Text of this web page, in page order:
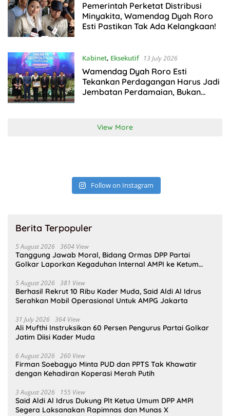
Pemerintah Perketat Distribusi
Minyakita, Wamendag Dyah Roro
Esti Pastikan Tak Ada Kelangkaan!
Kabinet, Eksekutif 13 July 2026
Wamendag Dyah Roro Esti
Tekankan Perdagangan Harus Jadi
Jembatan Perdamaian, Bukan
View More
Follow on Instagram
Berita Terpopuler
5 August 2026 3604 View
Tanggung Jawab Moral, Bidang Ormas DPP Partai
Golkar Laporkan Kegaduhan Internal AMPI ke Ketum
5 August 2026 381 View
Berhasil Rekrut 10 Ribu Kader Muda, Said Aldi Al Idrus
Serahkan Mobil Operasional Untuk AMPG Jakarta
31 July 2026 364 View
Ali Mufthi Instruksikan 60 Persen Pengurus Partai Golkar
Jatim Diisi Kader Muda
6 August 2026 260 View
Firman Soebagyo Minta PUD dan PPTS Tak Khawatir
dengan Kehadiran Koperasi Merah Putih
3 August 2026 155 View
Said Aldi Al Idrus Dukung Plt Ketua Umum DPP AMPI
Segera Laksanakan Rapimnas dan Munas X